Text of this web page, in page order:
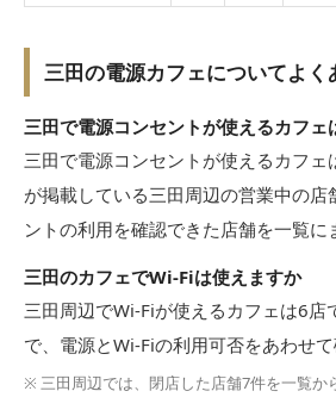
三田の電源カフェについてよく
三田で電源コンセントが使えるカフェ
三田で電源コンセントが使えるカフェ
が掲載している三田周辺の営業中の店
ントの利用を確認できた店舗を一覧に
三田のカフェでWi-Fiは使えますか
三田周辺でWi-Fiが使えるカフェは6店
で、電源とWi-Fiの利用可否をあわせて
※ 三田周辺では、閉店した店舗7件を一覧か